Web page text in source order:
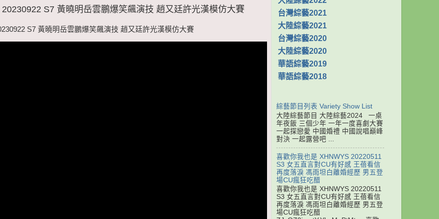
S7 黃曉明岳雲鵬爆笑飆演技 趙又廷許光漢模仿大賽
S7 黃曉明岳雲鵬爆笑飆演技 趙又廷許光漢模仿大賽
台灣綜藝2021
大陸綜藝2021
台灣綜藝2020
大陸綜藝2020
華語綜藝2019
華語綜藝2018
綜藝節目列表 Variety Show List
大陸綜藝節目 大陸綜藝2024 一桌
年夜飯 三個少年 一年一度喜劇大賽
一起探戀愛 中國婚禮 中國說唱巔峰
對決 一起露營吧 ...
喜歡你我也是 XHNWYS 20220511
S3 女五直言對CU有好感 王蓓看信
再度落淚 馮雨坦白離婚經歷 男五登
場CU瘋狂吃醋
喜歡你我也是 XHNWYS 20220511
S3 女五直言對CU有好感 王蓓看信
再度落淚 馮雨坦白離婚經歷 男五登
場CU瘋狂吃醋